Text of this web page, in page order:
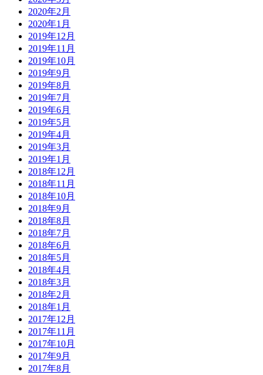
2020年2月
2020年1月
2019年12月
2019年11月
2019年10月
2019年9月
2019年8月
2019年7月
2019年6月
2019年5月
2019年4月
2019年3月
2019年1月
2018年12月
2018年11月
2018年10月
2018年9月
2018年8月
2018年7月
2018年6月
2018年5月
2018年4月
2018年3月
2018年2月
2018年1月
2017年12月
2017年11月
2017年10月
2017年9月
2017年8月